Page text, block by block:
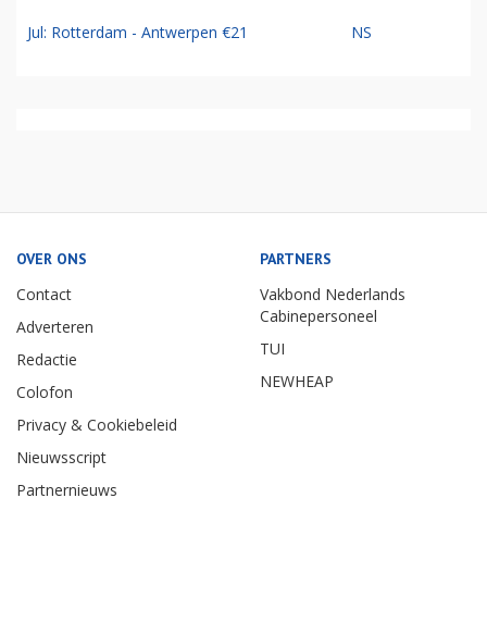
Jul: Rotterdam - Antwerpen €21 NS
OVER ONS
Contact
Adverteren
Redactie
Colofon
Privacy & Cookiebeleid
Nieuwsscript
Partnernieuws
PARTNERS
Vakbond Nederlands
Cabinepersoneel
TUI
NEWHEAP